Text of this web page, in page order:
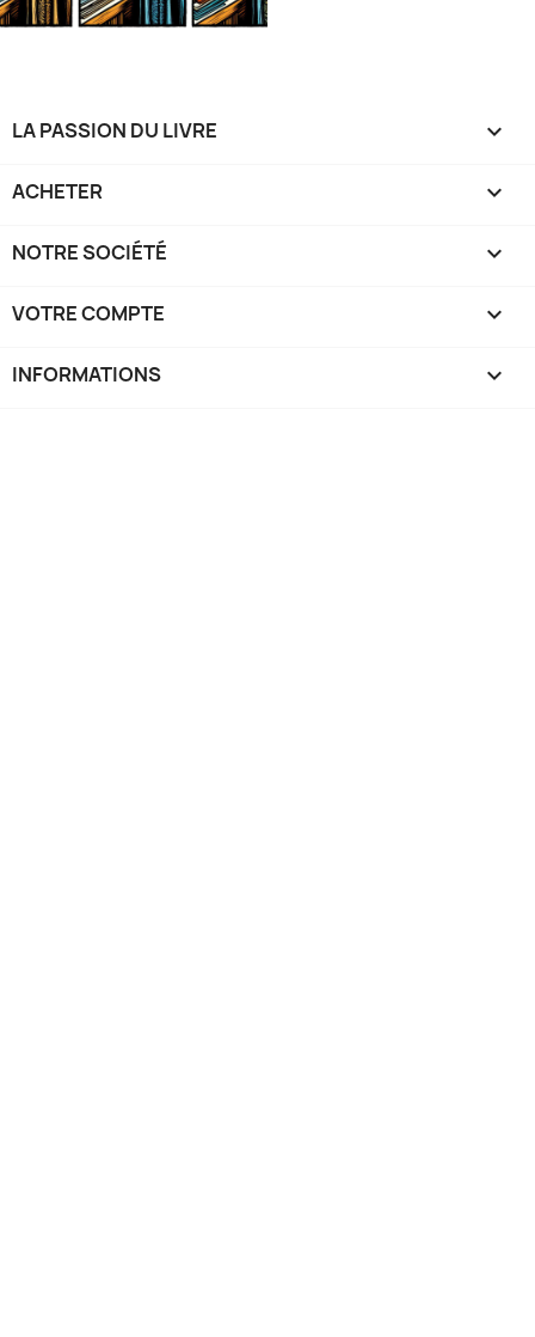
LA PASSION DU LIVRE 
ACHETER 
NOTRE SOCIÉTÉ 
VOTRE COMPTE 
INFORMATIONS keyboard_arrow_down